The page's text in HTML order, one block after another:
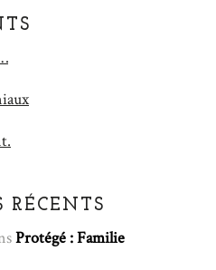
RÉCENTS
Protégé : Familie